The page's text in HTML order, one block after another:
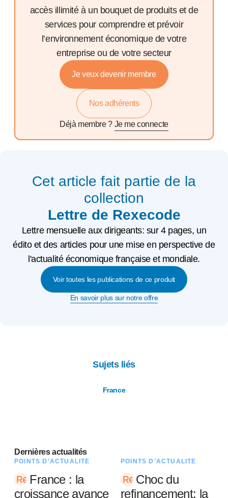
accès illimité à un bouquet de produits et de
services pour comprendre et prévoir
l’environnement économique de votre
entreprise ou de votre secteur
Je veux devenir membre
Nos adhérents
Déjà membre ? Je me connecte
Cet article fait partie de la
collection
Lettre de Rexecode
Lettre mensuelle aux dirigeants: sur 4 pages, un
édito et des articles pour une mise en perspective de
l'actualité économique française et mondiale.
Voir toutes les publications de ce produit
En savoir plus sur notre offre
Sujets liés
France
Dernières actualités
POINTS D’ACTUALITÉ
France : la
croissance avance
POINTS D’ACTUALITÉ
Choc du
refinancement: la